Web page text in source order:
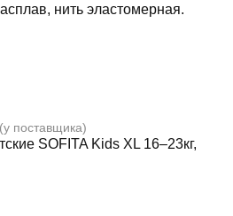
нить эластомерная.
поставщика)
SOFITA Kids XL 16–23кг,